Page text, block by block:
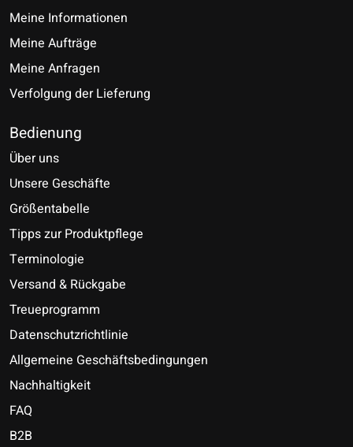
Meine Informationen
Meine Aufträge
Meine Anfragen
Verfolgung der Lieferung
Bedienung
Über uns
Unsere Geschäfte
Größentabelle
Tipps zur Produktpflege
Terminologie
Versand & Rückgabe
Treueprogramm
Datenschutzrichtlinie
Allgemeine Geschäftsbedingungen
Nachhaltigkeit
FAQ
B2B